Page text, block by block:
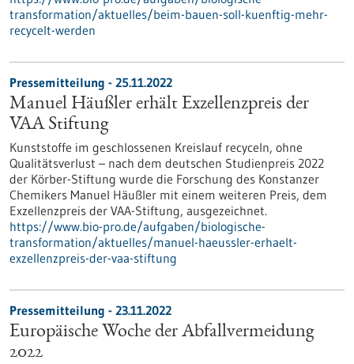
transformation/aktuelles/beim-bauen-soll-kuenftig-mehr-
recycelt-werden
Pressemitteilung - 25.11.2022
Manuel Häußler erhält Exzellenzpreis der
VAA Stiftung
Kunststoffe im geschlossenen Kreislauf recyceln, ohne
Qualitätsverlust – nach dem deutschen Studienpreis 2022
der Körber-Stiftung wurde die Forschung des Konstanzer
Chemikers Manuel Häußler mit einem weiteren Preis, dem
Exzellenzpreis der VAA-Stiftung, ausgezeichnet.
https://www.bio-pro.de/aufgaben/biologische-
transformation/aktuelles/manuel-haeussler-erhaelt-
exzellenzpreis-der-vaa-stiftung
Pressemitteilung - 23.11.2022
Europäische Woche der Abfallvermeidung
2022